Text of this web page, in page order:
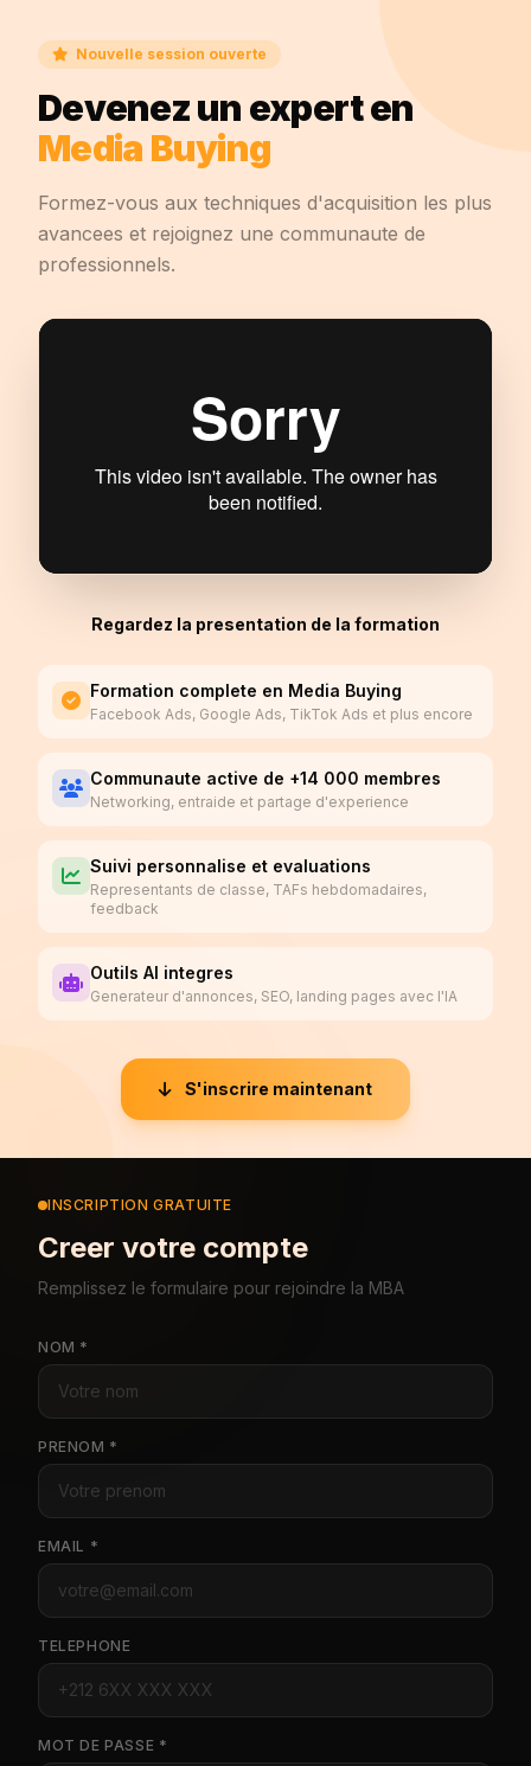
Nouvelle session ouverte
Devenez un expert en
Media Buying
Formez-vous aux techniques d'acquisition les plus
avancees et rejoignez une communaute de
professionnels.
Regardez la presentation de la formation
Formation complete en Media Buying
Facebook Ads, Google Ads, TikTok Ads et plus encore
Communaute active de +14 000 membres
Networking, entraide et partage d'experience
Suivi personnalise et evaluations
Representants de classe, TAFs hebdomadaires,
feedback
Outils AI integres
Generateur d'annonces, SEO, landing pages avec l'IA
S'inscrire maintenant
INSCRIPTION GRATUITE
Creer votre compte
Remplissez le formulaire pour rejoindre la MBA
NOM *
PRENOM *
EMAIL *
TELEPHONE
MOT DE PASSE *